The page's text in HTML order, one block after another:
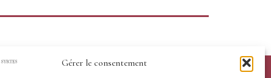
Gérer le consentement